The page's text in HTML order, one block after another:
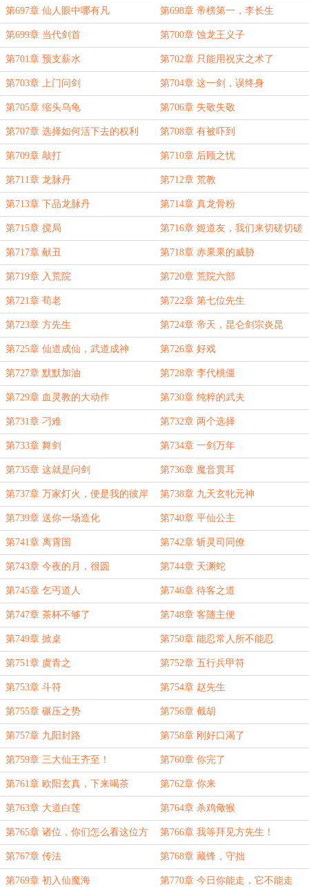
第697章 仙人眼中哪有凡 第698章 帝榜第一，李长生
第699章 当代剑首 第700章 蚀龙王义子
第701章 预支薪水 第702章 只能用祝灾之术了
第703章 上门问剑 第704章 这一剑，误终身
第705章 缩头乌龟 第706章 失敬失敬
第707章 选择如何活下去的权利 第708章 有被吓到
第709章 敲打 第710章 后顾之忧
第711章 龙脉丹 第712章 荒教
第713章 下品龙脉丹 第714章 真龙骨粉
第715章 搅局 第716章 姬道友，我们来切磋切磋
第717章 献丑 第718章 赤果果的威胁
第719章 入荒院 第720章 荒院六部
第721章 荀老 第722章 第七位先生
第723章 方先生 第724章 帝天，昆仑剑宗炎昆
第725章 仙道成仙，武道成神 第726章 好戏
第727章 默默加油 第728章 李代桃僵
第729章 血灵教的大动作 第730章 纯粹的武夫
第731章 刁难 第732章 两个选择
第733章 舞剑 第734章 一剑万年
第735章 这就是问剑 第736章 魔音贯耳
第737章 万家灯火，便是我的彼岸 第738章 九天玄牝元神
第739章 送你一场造化 第740章 平仙公主
第741章 离霄国 第742章 斩灵司同僚
第743章 今夜的月，很圆 第744章 天渊蛇
第745章 乞丐道人 第746章 待客之道
第747章 茶杯不够了 第748章 客随主便
第749章 掀桌 第750章 能忍常人所不能忍
第751章 虞青之 第752章 五行兵甲符
第753章 斗符 第754章 赵先生
第755章 碾压之势 第756章 截胡
第757章 九阳封路 第758章 刚好口渴了
第759章 三大仙王齐至！ 第760章 你完了
第761章 欧阳玄真，下来喝茶 第762章 你来
第763章 大道白莲 第764章 杀鸡儆猴
第765章 诸位，你们怎么看这位方
先生？
第766章 我等拜见方先生！
第767章 传法 第768章 藏锋，守拙
第769章 初入仙魔海 第770章 今日你能走，它不能走